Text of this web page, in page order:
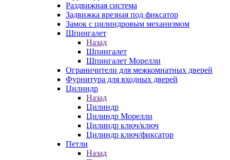
Раздвижная система
Задвижка врезная под фиксатор
Замок с цилиндровым механизмом
Шпингалет
Назад
Шпингалет
Шпингалет Морелли
Ограничители для межкомнатных дверей
Фурнитура для входных дверей
Цилиндр
Назад
Цилиндр
Цилиндр Морелли
Цилиндр ключ/ключ
Цилиндр ключ/фиксатор
Петли
Назад